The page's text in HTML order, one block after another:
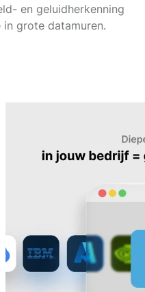
en geluidherkenning
grote datamuren.